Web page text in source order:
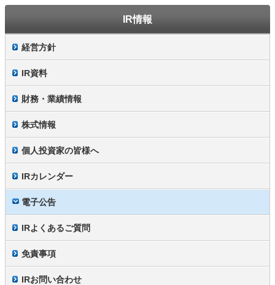
IR情報
経営方針
IR資料
財務・業績情報
株式情報
個人投資家の皆様へ
IRカレンダー
電子公告
IRよくあるご質問
免責事項
IRお問い合わせ